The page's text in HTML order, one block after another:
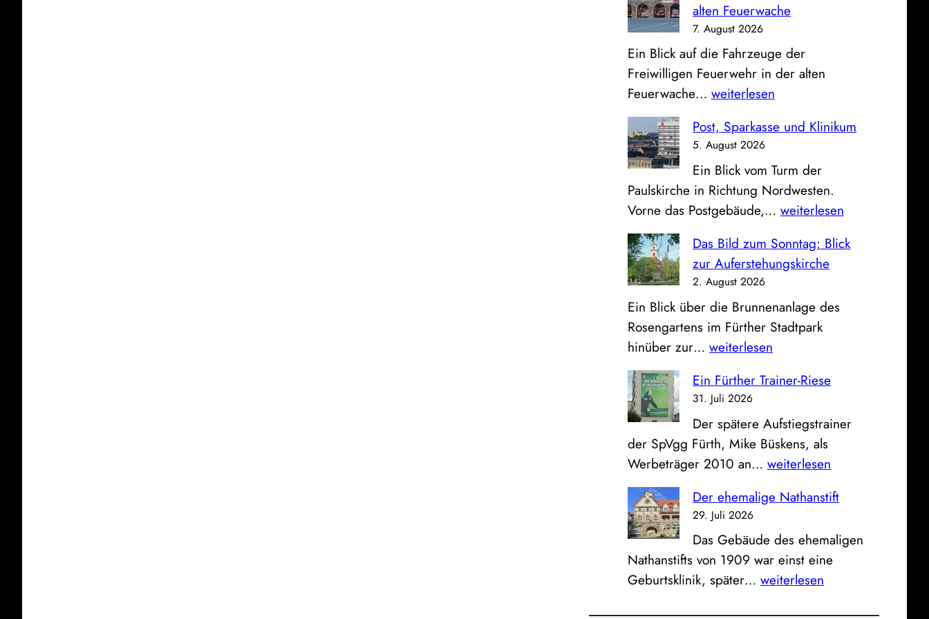
alten Feuerwache
7. August 2026
Ein Blick auf die Fahrzeuge der
Freiwilligen Feuerwehr in der alten
Feuerwache… O
f
e
n
e
F
h
r
e
u
g
h
a
e
a
n
d
e
r
a
t
weiterlesen
Post, Sparkasse und Klinikum
5. August 2026
Ein Blick vom Turm der
Paulskirche in Richtung Nordwesten.
Vorne das Postgebäude,… P
s
t
S
p
k
s
s
e
u
d
K
l
i
n
weiterlesen
Das Bild zum Sonntag: Blick
zur Auferstehungskirche
2. August 2026
Ein Blick über die Brunnenanlage des
Rosengartens im Fürther Stadtpark
hinüber zur… D
s
B
i
l
d
u
m
S
o
n
weiterlesen
Ein Fürther Trainer-Riese
31. Juli 2026
Der spätere Aufstiegstrainer
der SpVgg Fürth, Mike Büskens, als
Werbeträger 2010 an… E
n
ü
r
t
weiterlesen
Der ehemalige Nathanstift
29. Juli 2026
Das Gebäude des ehemaligen
Nathanstifts von 1909 war einst eine
Geburtsklinik, später… D
weiterlesen